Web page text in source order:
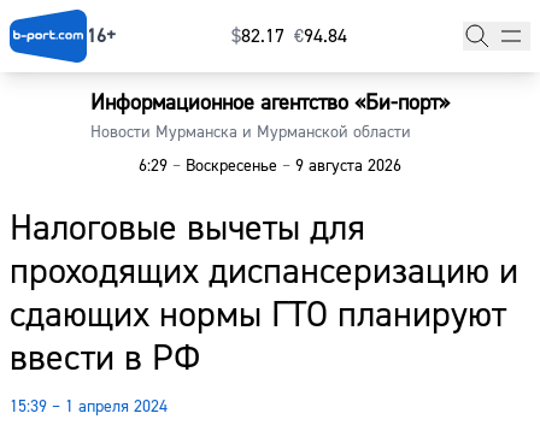
16+ $⁠82.17 €⁠94.84
Информационное агентство «Би-порт»
Новости Мурманска и Мурманской области
6:29 – Воскресенье – 9 августа 2026
Налоговые вычеты для
проходящих диспансеризацию и
сдающих нормы ГТО планируют
ввести в РФ
15:39 – 1 апреля 2024
Главная
Наши гости
Фоторепортажи
Погода
Курсы валют